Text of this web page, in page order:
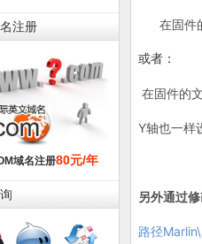
在固件的
或者：
在固件的
Y轴也一样
另外通过
路径
注册
域名注册80元/年